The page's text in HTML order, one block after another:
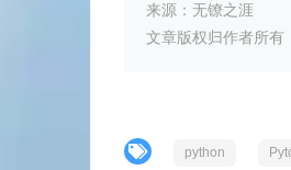
来源：无镣之涯
文章版权归作者所有
python